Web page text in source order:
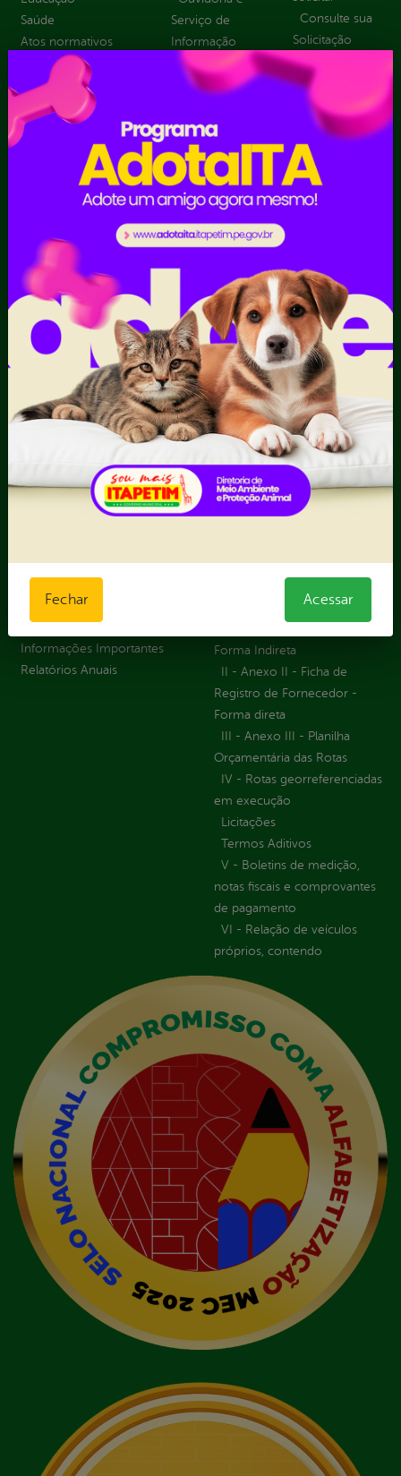
Saúde
Atos normativos
Convênios e
Transferências
Dados Abertos
Despesas
parlamentares
Organizacional
LGPD e Governo
Digital
Licitações e
Contratos
Obras Públicas
Planejamento e
Prestação de Contas
Serviço de
Informação
Tribuna
Consulte sua
Solicitação
Decretos
Estatísticas
Formulários
Sic Físico
Solicitar
Recurso
Solicitar um
Ouvidoria
Acompanhar uma
Atendimento via WhatsApp
Competências da Ouvidoria
Dúvidas? Acesse o FAQ
Informações Importantes
Relatórios Anuais
Portal Transporte
Escolar
Contratos Administrativos
I - Anexo I - Ficha de
Forma Indireta
II - Anexo II - Ficha de
Registro de Fornecedor -
Forma direta
III - Anexo III - Planilha
Orçamentária das Rotas
IV - Rotas georreferenciadas
em execução
Licitações
Termos Aditivos
V - Boletins de medição,
notas fiscais e comprovantes
de pagamento
VI - Relação de veículos
próprios, contendo
Fechar Acessar